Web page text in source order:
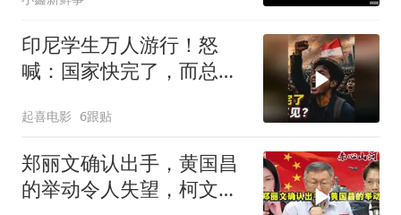
印尼学生万人游行！怒
喊：国家快完了，而总统
起喜电影 6跟贴
郑丽文确认出手，黄国昌
的举动令人失望，柯文哲